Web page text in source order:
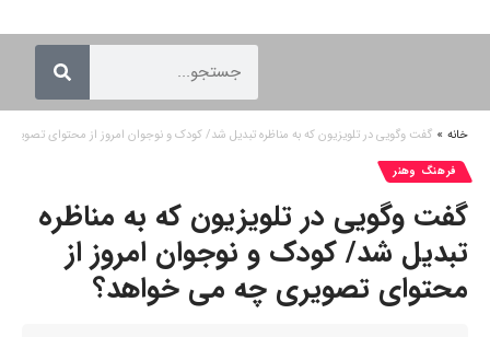
خانه » گفت وگویی در تلویزیون که به مناظره تبدیل شد/ کودک و نوجوان امروز از محتوای
فرهنگ وهنر
گفت وگویی در تلویزیون که به مناظره
تبدیل شد/ کودک و نوجوان امروز از
محتوای تصویری چه می خواهد؟